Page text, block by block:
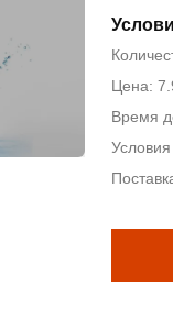
Цена:
Время
Условия